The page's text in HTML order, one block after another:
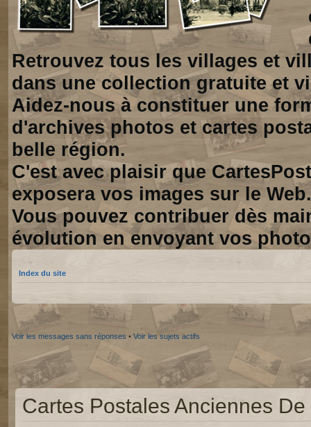
Retrouvez tous les villages et
dans une collection gratuite et
Aidez-nous à constituer une
d'archives photos et cartes
belle région.
C'est avec plaisir que
exposera vos images sur le Web.
Vous pouvez contribuer dès
évolution en envoyant vos
Index du site
Voir les messages sans réponses • Voir les sujets actifs
Cartes Postales Anciennes